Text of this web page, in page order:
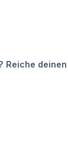
Reiche